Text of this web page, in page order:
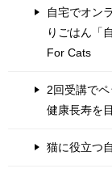
自宅でオン
りごはん「
For Cats
2回受講で
健康長寿を
猫に役立つ